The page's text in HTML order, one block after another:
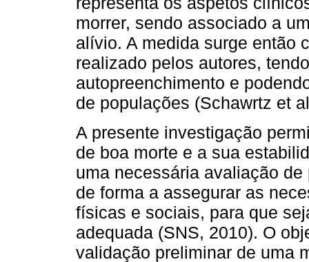
morrer, sendo associado a
alívio. A medida surge então
realizado pelos autores,
autopreenchimento e
de populações (Schawrtz et
A presente investigação
de boa morte e a sua
uma necessária avaliação
de forma a assegurar as
físicas e sociais, para que
adequada (SNS, 2010). O
validação preliminar de uma